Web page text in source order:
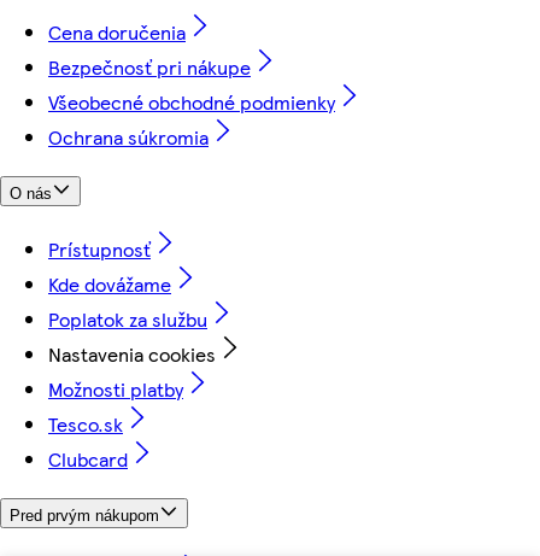
Cena doručenia
Bezpečnosť pri nákupe
Všeobecné obchodné podmienky
Ochrana súkromia
O nás
Prístupnosť
Kde dovážame
Poplatok za službu
Nastavenia cookies
Možnosti platby
Tesco.sk
Clubcard
Pred prvým nákupom